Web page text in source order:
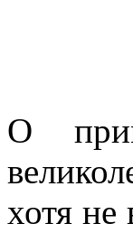
О
хотя не